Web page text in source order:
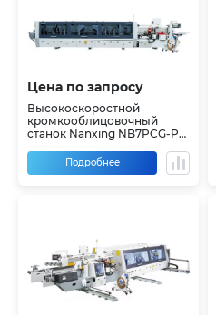
Цена по запросу
Высокоскоростной
кромкооблицовочный
станок Nanxing NB7PCG-PC
Подробнее